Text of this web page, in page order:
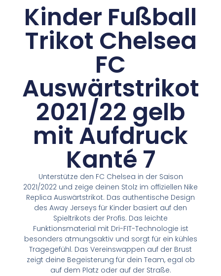
Kinder Fußball
Trikot Chelsea
FC
Auswärtstrikot
2021/22 gelb
mit Aufdruck
Kanté 7
Unterstütze den FC Chelsea in der Saison
2021/2022 und zeige deinen Stolz im offiziellen Nike
Replica Auswärtstrikot. Das authentische Design
des Away Jerseys für Kinder basiert auf den
Spieltrikots der Profis. Das leichte
Funktionsmaterial mit Dri-FIT-Technologie ist
besonders atmungsaktiv und sorgt für ein kühles
Tragegefühl. Das Vereinswappen auf der Brust
zeigt deine Begeisterung für dein Team, egal ob
auf dem Platz oder auf der Straße.